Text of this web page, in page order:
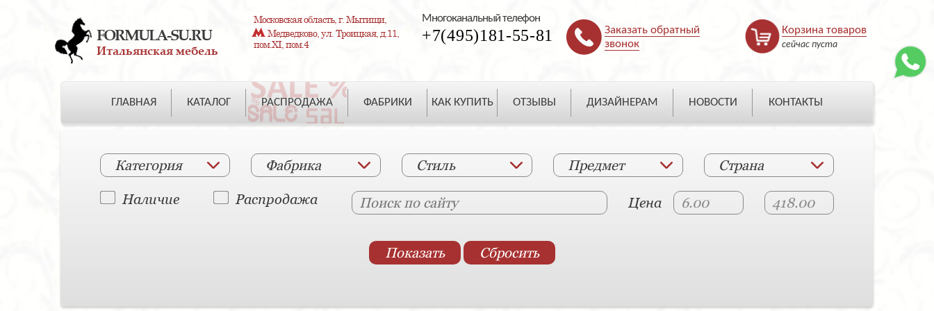
FORMULA-SU.RU
Итальянская мебель
Московская область, г. Мытищи,
Медведково, ул. Троицкая, д.11,
пом.XI, пом.4
Многоканальный телефон
+7(495)181-55-81
Заказать обратный
звонок
Корзина товаров
сейчас пуста
ГЛАВНАЯ КАТАЛОГ РАСПРОДАЖА ФАБРИКИ КАК КУПИТЬ ОТЗЫВЫ ДИЗАЙНЕРАМ НОВОСТИ КОНТАКТЫ
Категория Фабрика Стиль Предмет Страна
Наличие Распродажа Цена